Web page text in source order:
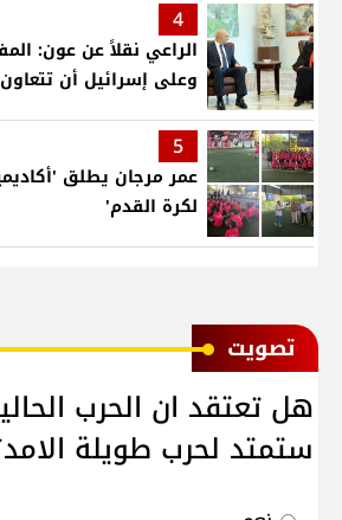
4
الراعي نقلاً عن عون:
وعلى إسرائيل أن تتعاون
5
عمر مرجان يطلق
لكرة القدم'
ﺗﺼﻮﻳﺖ
هل تعتقد ان الحرب
ستمتد لحرب طويلة